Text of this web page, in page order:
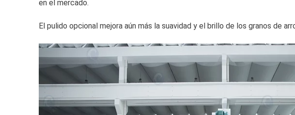
en el mercado.
El pulido opcional mejora aún más la suavidad y el brillo de los granos de